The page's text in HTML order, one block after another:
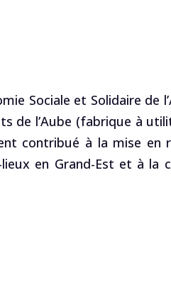
Sociale et Solidaire de
de l’Aube (fabrique à
contribué à la mise en
en Grand-Est et à la